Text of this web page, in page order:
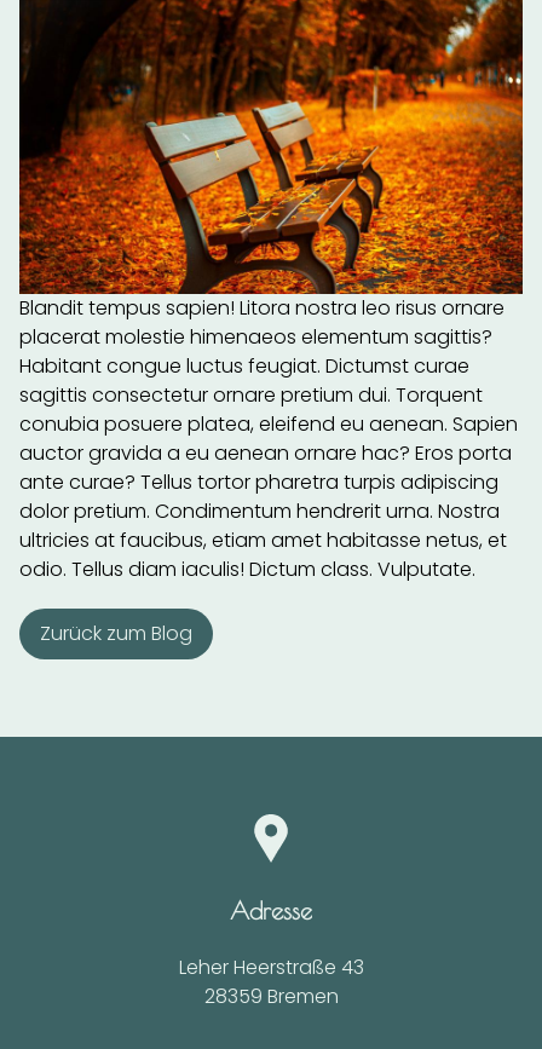
Blandit tempus sapien! Litora nostra leo risus ornare
placerat molestie himenaeos elementum sagittis?
Habitant congue luctus feugiat. Dictumst curae
sagittis consectetur ornare pretium dui. Torquent
conubia posuere platea, eleifend eu aenean. Sapien
auctor gravida a eu aenean ornare hac? Eros porta
ante curae? Tellus tortor pharetra turpis adipiscing
dolor pretium. Condimentum hendrerit urna. Nostra
ultricies at faucibus, etiam amet habitasse netus, et
odio. Tellus diam iaculis! Dictum class. Vulputate.
Zurück zum Blog
Adresse
Leher Heerstraße 43
28359 Bremen